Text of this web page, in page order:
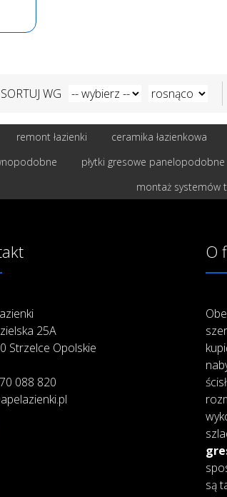
SORTUJ WG
remont łazienki ceramika łazienkowa
płytki gresowe panelopodobne
montaż systemów
25A
Strzelce Opolskie
088 820
O
są